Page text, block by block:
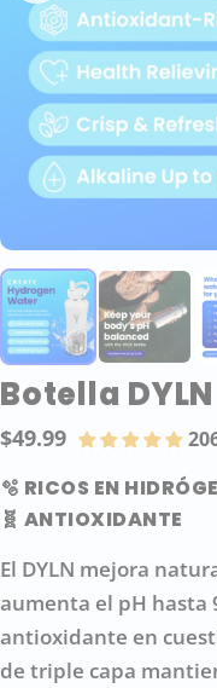
Botella
$49.99
🫧 RICOS EN
🧬 ANTIOXIDANTE
El DYLN mejora
aumenta el pH hasta
antioxidante en
de triple capa